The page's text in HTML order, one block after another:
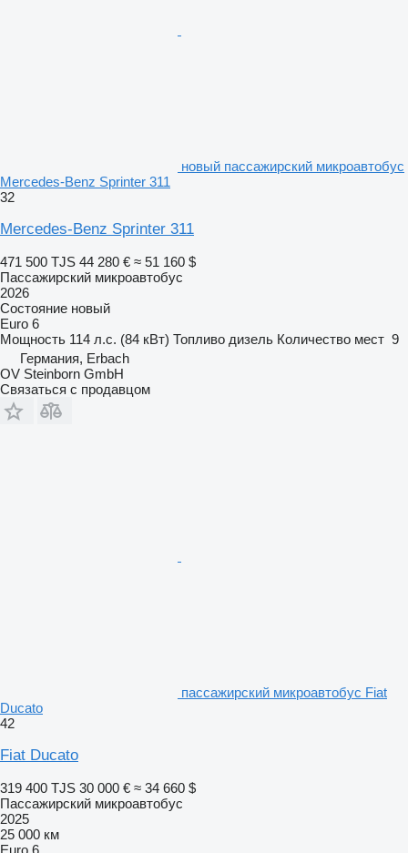
новый пассажирский микроавтобус
Mercedes-Benz Sprinter 311
32
Mercedes-Benz Sprinter 311
471 500 TJS 44 280 € ≈ 51 160 $
Пассажирский микроавтобус
2026
Состояние новый
Euro 6
Мощность 114 л.с. (84 кВт) Топливо дизель Количество мест 9
Германия, Erbach
OV Steinborn GmbH
Связаться с продавцом
пассажирский микроавтобус Fiat
Ducato
42
Fiat Ducato
319 400 TJS 30 000 € ≈ 34 660 $
Пассажирский микроавтобус
2025
25 000 км
Euro 6